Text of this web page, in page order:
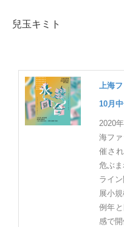
兒玉キミト
上海
10月
2020
海フ
催さ
危ぶ
ライ
展小
例年
感で開